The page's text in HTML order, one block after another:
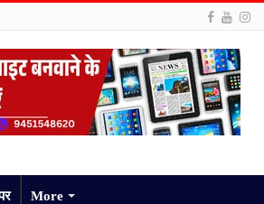
More